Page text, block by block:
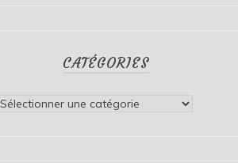
CATÉGORIES
Catégories